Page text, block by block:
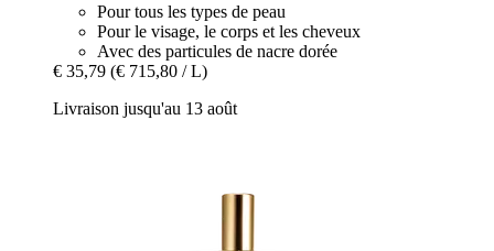
Pour tous les types de peau
Pour le visage, le corps et les cheveux
Avec des particules de nacre dorée
€ 35,79 (€ 715,80 / L)
Livraison jusqu'au 13 août